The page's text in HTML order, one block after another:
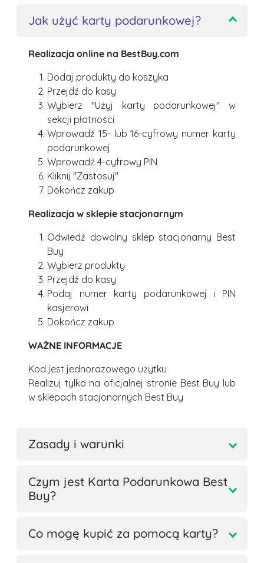
Jak użyć karty podarunkowej?
Realizacja online na BestBuy.com
Dodaj produkty do koszyka
Przejdź do kasy
Wybierz "Użyj karty podarunkowej" w
sekcji płatności
Wprowadź 15- lub 16-cyfrowy numer karty
podarunkowej
Wprowadź 4-cyfrowy PIN
Kliknij "Zastosuj"
Dokończ zakup
Realizacja w sklepie stacjonarnym
Odwiedź dowolny sklep stacjonarny Best
Buy
Wybierz produkty
Przejdź do kasy
Podaj numer karty podarunkowej i PIN
kasjerowi
Dokończ zakup
WAŻNE INFORMACJE
Kod jest jednorazowego użytku
Realizuj tylko na oficjalnej stronie Best Buy lub
w sklepach stacjonarnych Best Buy
Zasady i warunki
Czym jest Karta Podarunkowa Best
Buy?
Co mogę kupić za pomocą karty?